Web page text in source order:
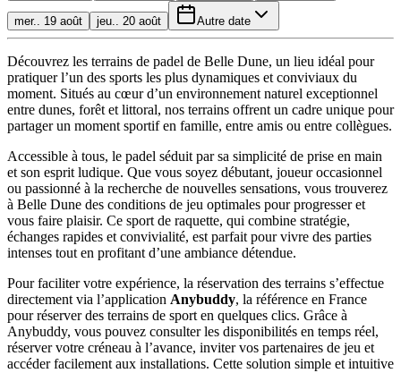
mer.. 19 août jeu.. 20 août Autre date
Découvrez les terrains de padel de Belle Dune, un lieu idéal pour
pratiquer l’un des sports les plus dynamiques et conviviaux du
moment. Situés au cœur d’un environnement naturel exceptionnel
entre dunes, forêt et littoral, nos terrains offrent un cadre unique pour
partager un moment sportif en famille, entre amis ou entre collègues.
Accessible à tous, le padel séduit par sa simplicité de prise en main
et son esprit ludique. Que vous soyez débutant, joueur occasionnel
ou passionné à la recherche de nouvelles sensations, vous trouverez
à Belle Dune des conditions de jeu optimales pour progresser et
vous faire plaisir. Ce sport de raquette, qui combine stratégie,
échanges rapides et convivialité, est parfait pour vivre des parties
intenses tout en profitant d’une ambiance détendue.
Pour faciliter votre expérience, la réservation des terrains s’effectue
directement via l’application Anybuddy, la référence en France
pour réserver des terrains de sport en quelques clics. Grâce à
Anybuddy, vous pouvez consulter les disponibilités en temps réel,
réserver votre créneau à l’avance, inviter vos partenaires de jeu et
accéder facilement aux installations. Cette solution simple et intuitive